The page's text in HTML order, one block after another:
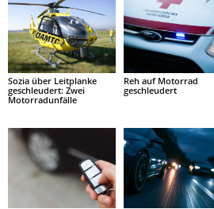
Sozia über Leitplanke
geschleudert: Zwei
Motorradunfälle
Reh auf Motorrad
geschleudert